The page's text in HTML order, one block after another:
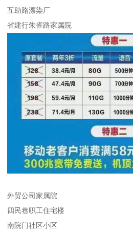
互助路漂染厂
省建行朱雀路家属院
外贸公司家属院
四民巷职工住宅楼
南院门社区小区